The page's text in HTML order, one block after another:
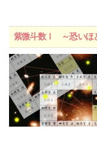
紫微斗数Ⅰ ～恐いほ